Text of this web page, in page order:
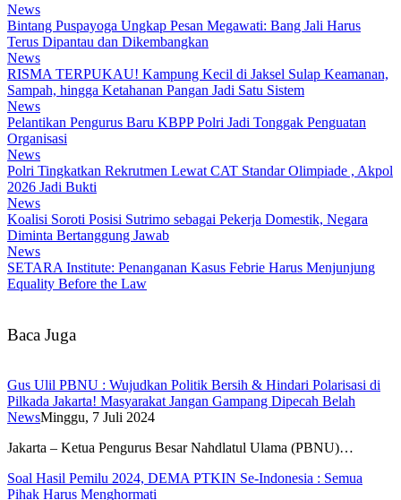
News
Bintang Puspayoga Ungkap Pesan Megawati: Bang Jali Harus
Terus Dipantau dan Dikembangkan
News
RISMA TERPUKAU! Kampung Kecil di Jaksel Sulap Keamanan,
Sampah, hingga Ketahanan Pangan Jadi Satu Sistem
News
Pelantikan Pengurus Baru KBPP Polri Jadi Tonggak Penguatan
Organisasi
News
Polri Tingkatkan Rekrutmen Lewat CAT Standar Olimpiade , Akpol
2026 Jadi Bukti
News
Koalisi Soroti Posisi Sutrimo sebagai Pekerja Domestik, Negara
Diminta Bertanggung Jawab
News
SETARA Institute: Penanganan Kasus Febrie Harus Menjunjung
Equality Before the Law
Baca Juga
Gus Ulil PBNU : Wujudkan Politik Bersih & Hindari Polarisasi di
Pilkada Jakarta! Masyarakat Jangan Gampang Dipecah Belah
NewsMinggu, 7 Juli 2024
Jakarta – Ketua Pengurus Besar Nahdlatul Ulama (PBNU)…
Soal Hasil Pemilu 2024, DEMA PTKIN Se-Indonesia : Semua
Pihak Harus Menghormati